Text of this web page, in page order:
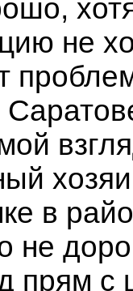
не
в
не
прям с